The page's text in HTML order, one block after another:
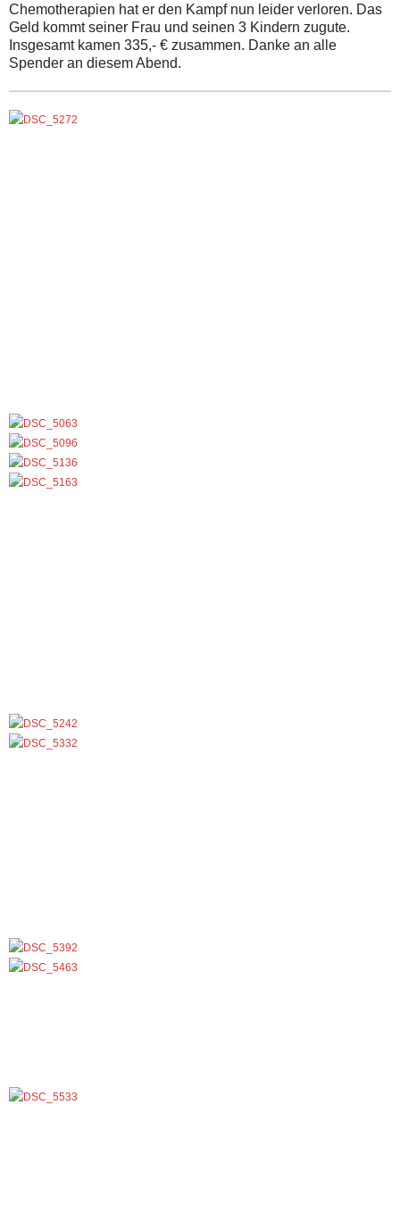
Chemotherapien hat er den Kampf nun leider verloren. Das
Geld kommt seiner Frau und seinen 3 Kindern zugute.
Insgesamt kamen 335,- € zusammen. Danke an alle
Spender an diesem Abend.